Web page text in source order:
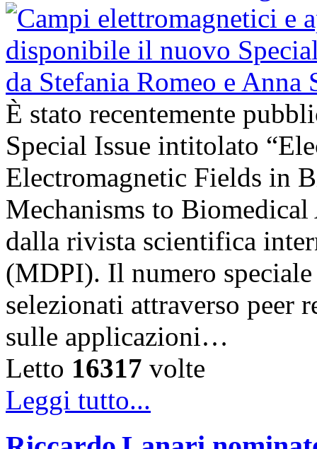
È stato recentemente
Special Issue intitolato
Electromagnetic Fields in
Mechanisms to
dalla rivista scientifica
(MDPI). Il numero
selezionati attraverso peer
sulle applicazioni…
Letto 16317 volte
Leggi tutto...